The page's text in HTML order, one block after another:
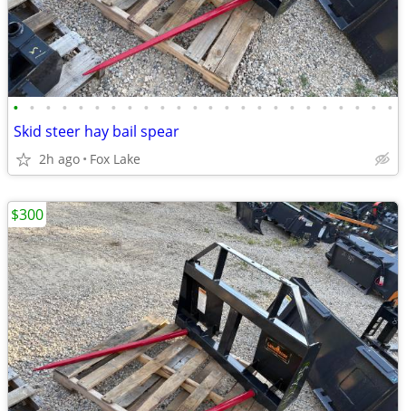
• • • • • • • • • • • • • • • • • • • • • • • •
Skid steer hay bail spear
2h ago Fox Lake
$300